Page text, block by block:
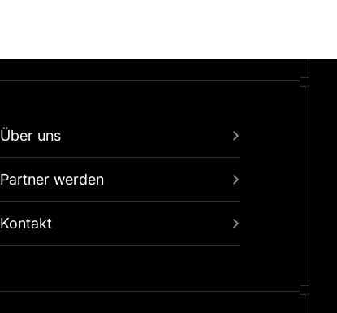
Über uns
Partner werden
Kontakt